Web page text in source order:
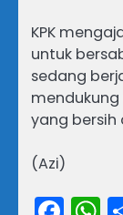
KPK
untuk
sedang
yang bersih
(Azi)